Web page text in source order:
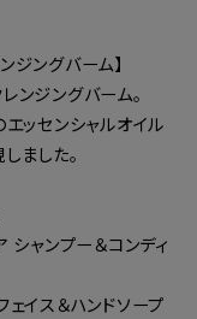
ジングバーム】
ンジングバーム。
ッセンシャルオイル
ました。
ャンプー＆コンディ
イス＆ハンドソープ